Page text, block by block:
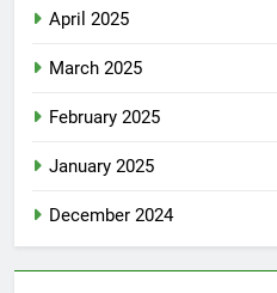
April 2025
March 2025
February 2025
January 2025
December 2024